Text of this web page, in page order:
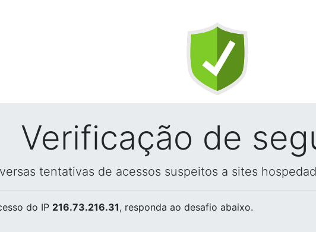
Verificação de
tentativas de acessos suspeitos a sites
do IP 216.73.216.31, responda ao desafio abaixo.